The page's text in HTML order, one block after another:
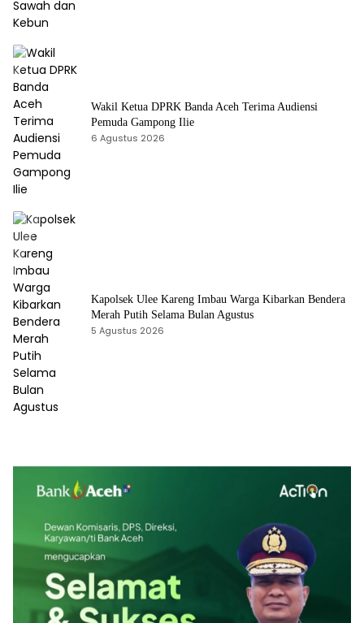
Wakil Ketua DPRK Banda Aceh Terima Audiensi
Pemuda Gampong Ilie
6 Agustus 2026
Kapolsek Ulee Kareng Imbau Warga Kibarkan Bendera
Merah Putih Selama Bulan Agustus
5 Agustus 2026